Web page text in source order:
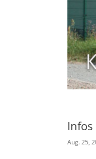
Aug. 25,